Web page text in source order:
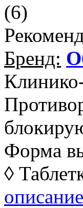
(6)
Бренд:
Форма
◊